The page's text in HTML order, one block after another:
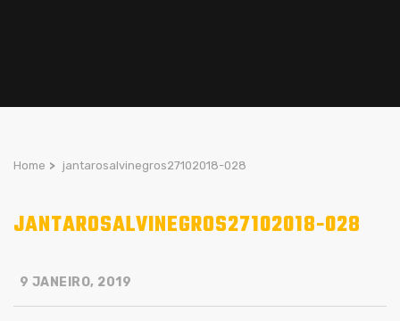
Home > jantarosalvinegros27102018-028
JANTAROSALVINEGROS27102018-028
9 JANEIRO, 2019